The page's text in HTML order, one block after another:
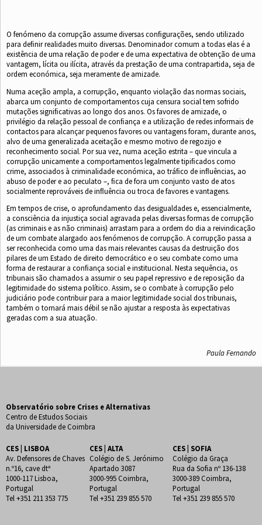
O fenómeno da corrupção assume diversas conﬁgurações, sendo utilizado
para deﬁnir realidades muito diversas. Denominador comum a todas elas é a
existência de uma relação de poder e de uma expectativa de obtenção de uma
vantagem, lícita ou ilícita, através da prestação de uma contrapartida, seja de
ordem económica, seja meramente de amizade.
Numa aceção ampla, a corrupção, enquanto violação das normas sociais,
abarca um conjunto de comportamentos cuja censura social tem sofrido
mutações signiﬁcativas ao longo dos anos. Os favores de amizade, o
privilégio da relação pessoal de conﬁança e a utilização de redes informais de
contactos para alcançar pequenos favores ou vantagens foram, durante anos,
alvo de uma generalizada aceitação e mesmo motivo de regozijo e
reconhecimento social. Por sua vez, numa aceção estrita – que vincula a
corrupção unicamente a comportamentos legalmente tipiﬁcados como
crime, associados à criminalidade económica, ao tráﬁco de inﬂuências, ao
abuso de poder e ao peculato –, ﬁca de fora um conjunto vasto de atos
socialmente reprováveis de inﬂuência ou troca de favores e vantagens.
Em tempos de crise, o aprofundamento das desigualdades e, essencialmente,
a consciência da injustiça social agravada pelas diversas formas de corrupção
(as criminais e as não criminais) arrastam para a ordem do dia a reivindicação
de um combate alargado aos fenómenos de corrupção. A corrupção passa a
ser reconhecida como uma das mais relevantes causas da destruição dos
pilares de um Estado de direito democrático e o seu combate como uma
forma de restaurar a conﬁança social e institucional. Nesta sequência, os
tribunais são chamados a assumir o seu papel repressivo e de reposição da
legitimidade do sistema político. Assim, se o combate à corrupção pelo
judiciário pode contribuir para a maior legitimidade social dos tribunais,
também o tornará mais débil se não ajustar a resposta às expectativas
geradas com a sua atuação.
Paula Fernando
Observatório sobre Crises e Alternativas
Centro de Estudos Sociais
da Universidade de Coimbra
CES | LISBOA
Av. Defensores de Chaves
n.º16, cave dtª
1000-117 Lisboa,
Portugal
Tel +351 211 353 775
CES | ALTA
Colégio de S. Jerónimo
Apartado 3087
3000-995 Coimbra,
Portugal
Tel +351 239 855 570
CES | SOFIA
Colégio da Graça
Rua da Sofia nº 136-138
3000-389 Coimbra,
Portugal
Tel +351 239 855 570